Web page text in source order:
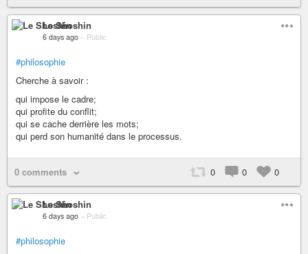
Le Shoshin
6 days ago – Public
#philosophie
Cherche à savoir :
qui impose le cadre;
qui profite du conflit;
qui se cache derrière les mots;
qui perd son humanité dans le processus.
0 comments 0 0 0
Le Shoshin
6 days ago – Public
#philosophie